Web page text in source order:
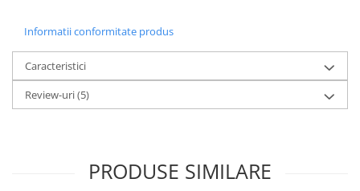
Informatii conformitate produs
Caracteristici
Review-uri(5)
PRODUSE SIMILARE